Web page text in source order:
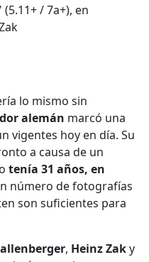
/ 7a+), en
lo mismo sin
alemán marcó una
vigentes hoy en día. Su
a causa de un
tenía 31 años, en
número de fotografías
son suficientes para
, Heinz Zaky